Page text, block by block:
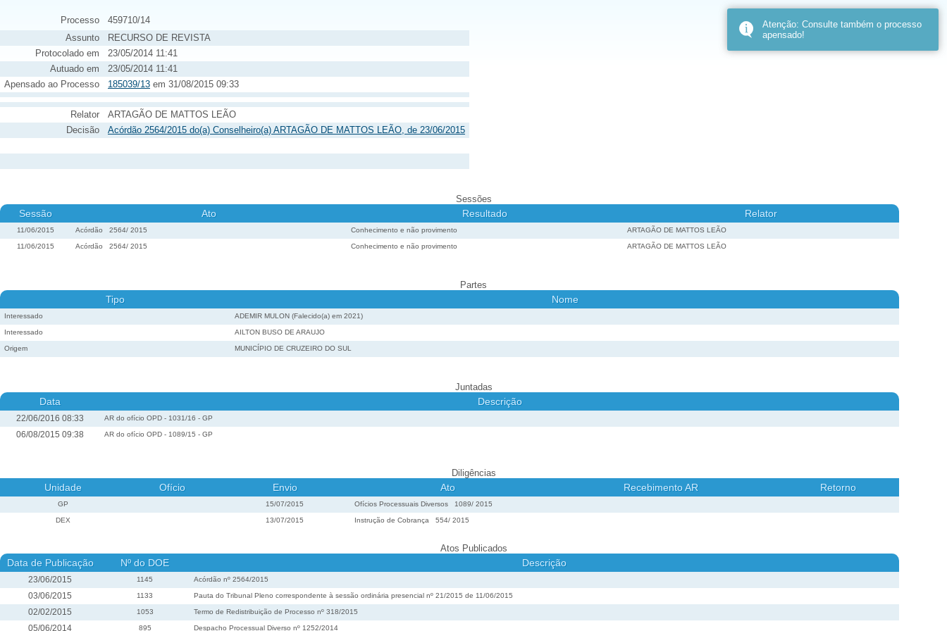
Processo
459710/14
Assunto
RECURSO DE REVISTA
Protocolado em
23/05/2014 11:41
Autuado em
23/05/2014 11:41
Apensado ao Processo
185039/13 em 31/08/2015 09:33
Relator
ARTAGÃO DE MATTOS LEÃO
Decisão
Acórdão 2564/2015 do(a) Conselheiro(a) ARTAGÃO DE MATTOS LEÃO, de 23/06/2015
Sessões
Sessão Ato Resultado Relator
11/06/2015 Acórdão 2564/ 2015 Conhecimento e não provimento ARTAGÃO DE MATTOS LEÃO
11/06/2015 Acórdão 2564/ 2015 Conhecimento e não provimento ARTAGÃO DE MATTOS LEÃO
Partes
Tipo Nome
Interessado ADEMIR MULON (Falecido(a) em 2021)
Interessado AILTON BUSO DE ARAUJO
Origem MUNICÍPIO DE CRUZEIRO DO SUL
Juntadas
Data Descrição
22/06/2016 08:33 AR do ofício OPD - 1031/16 - GP
06/08/2015 09:38 AR do ofício OPD - 1089/15 - GP
Diligências
Unidade Ofício Envio Ato Recebimento AR Retorno
GP 15/07/2015 Ofícios Processuais Diversos 1089/ 2015
DEX 13/07/2015 Instrução de Cobrança 554/ 2015
Atos Publicados
Data de Publicação Nº do DOE Descrição
23/06/2015 1145 Acórdão nº 2564/2015
03/06/2015 1133 Pauta do Tribunal Pleno correspondente à sessão ordinária presencial nº 21/2015 de 11/06/2015
02/02/2015 1053 Termo de Redistribuição de Processo nº 318/2015
05/06/2014 895 Despacho Processual Diverso nº 1252/2014
Atenção: Consulte também o processo
apensado!